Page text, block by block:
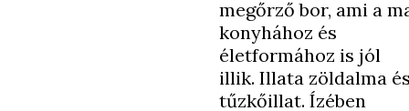
megőrző bor, ami a
konyhához és
életformához is jól
illik. Illata zöldalma
tűzkőillat. Ízében